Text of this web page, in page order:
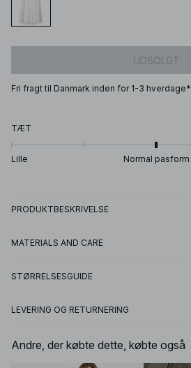
UDSOLGT
Fri fragt til Danmark inden for 1-3 hverdage*
TÆT
Lille Normal pasform
PRODUKTBESKRIVELSE
MATERIALS AND CARE
STØRRELSESGUIDE
LEVERING OG RETURNERING
Andre, der købte dette, købte også